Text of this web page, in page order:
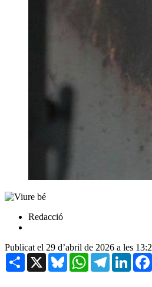
Redacció
Publicat el 29 d’abril de 2026 a les
Share X BlueskyWhatsAppTelegram